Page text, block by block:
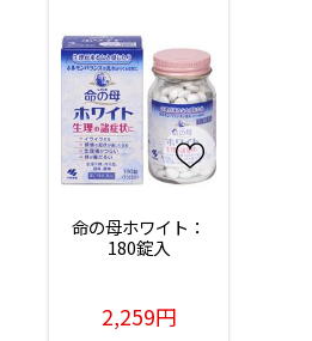
命の母ホワイト：
180錠入
2,259円